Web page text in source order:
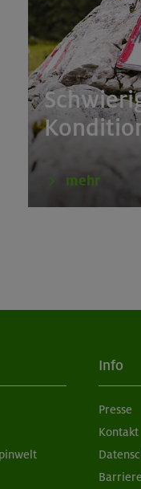
mehr
Info
Presse
Kontakt